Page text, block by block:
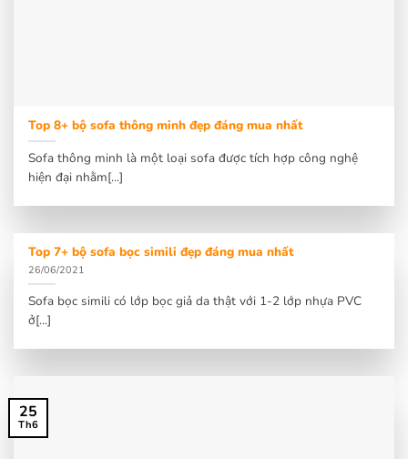
Top 8+ bộ sofa thông minh đẹp đáng mua nhất
Sofa thông minh là một loại sofa được tích hợp công nghệ
hiện đại nhằm[...]
Top 7+ bộ sofa bọc simili đẹp đáng mua nhất
26/06/2021
Sofa bọc simili có lớp bọc giả da thật với 1-2 lớp nhựa PVC
ở[...]
25
Th6